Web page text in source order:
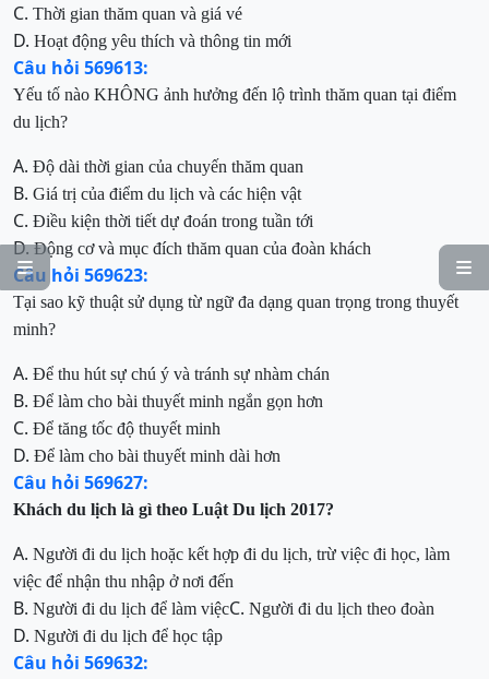


C. Thời gian thăm quan và giá vé
D. Hoạt động yêu thích và thông tin mới
Câu hỏi 569613:
Yếu tố nào KHÔNG ảnh hưởng đến lộ trình thăm quan tại điểm
du lịch?
A. Độ dài thời gian của chuyến thăm quan
B. Giá trị của điểm du lịch và các hiện vật
C. Điều kiện thời tiết dự đoán trong tuần tới
D.Động cơ và mục đích thăm quan của đoàn khách
Câu hỏi 569623:
Tại sao kỹ thuật sử dụng từ ngữ đa dạng quan trọng trong thuyết
minh?
A. Để thu hút sự chú ý và tránh sự nhàm chán
B. Để làm cho bài thuyết minh ngắn gọn hơn
C. Để tăng tốc độ thuyết minh
D. Để làm cho bài thuyết minh dài hơn
Câu hỏi 569627:
Khách du lịch là gì theo Luật Du lịch 2017?
A. Người đi du lịch hoặc kết hợp đi du lịch, trừ việc đi học, làm
việc để nhận thu nhập ở nơi đến
B. Người đi du lịch để làm việcC. Người đi du lịch theo đoàn
D. Người đi du lịch để học tập
Câu hỏi 569632: